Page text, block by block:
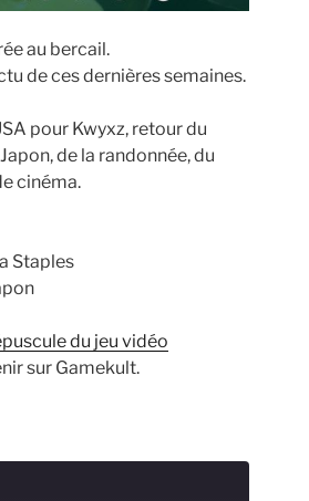
au bercail.
de ces dernières semaines.
pour Kwyxz, retour du
de la randonnée, du
cinéma.
Staples
du jeu vidéo
sur Gamekult.